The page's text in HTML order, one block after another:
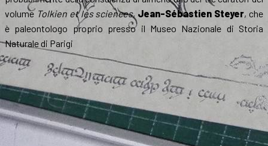
volume Tolkien et les sciences, Jean-Sébastien Steyer, che
è paleontologo proprio presso il Museo Nazionale di Storia
Naturale di Parigi